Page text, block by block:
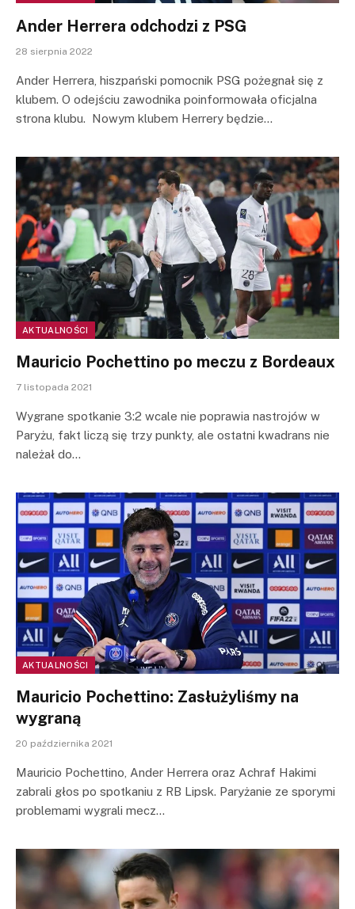
Ander Herrera odchodzi z PSG
28 sierpnia 2022
Ander Herrera, hiszpański pomocnik PSG pożegnał się z
klubem. O odejściu zawodnika poinformowała oficjalna
strona klubu. Nowym klubem Herrery będzie…
AKTUALNOŚCI
Mauricio Pochettino po meczu z Bordeaux
7 listopada 2021
Wygrane spotkanie 3:2 wcale nie poprawia nastrojów w
Paryżu, fakt liczą się trzy punkty, ale ostatni kwadrans nie
należał do…
AKTUALNOŚCI
Mauricio Pochettino: Zasłużyliśmy na
wygraną
20 października 2021
Mauricio Pochettino, Ander Herrera oraz Achraf Hakimi
zabrali głos po spotkaniu z RB Lipsk. Paryżanie ze sporymi
problemami wygrali mecz…